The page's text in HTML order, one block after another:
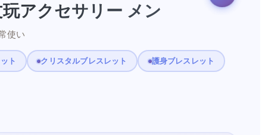
と心に残るギフト
ボル
現代的に
ギフト
ばれた品を見る
アクセサリー メン
ル用中国風装飾
使い
ト クリスタルブレスレット 護身ブレスレット